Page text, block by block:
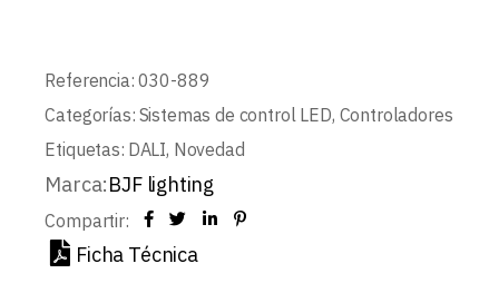
Referencia: 030-889
Categorías: Sistemas de control LED, Controladores
Etiquetas: DALI, Novedad
Marca:BJF lighting
Compartir:
Ficha Técnica